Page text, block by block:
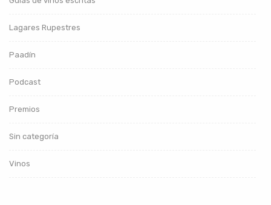
Lagares Rupestres
Paadín
Podcast
Premios
Sin categoría
Vinos